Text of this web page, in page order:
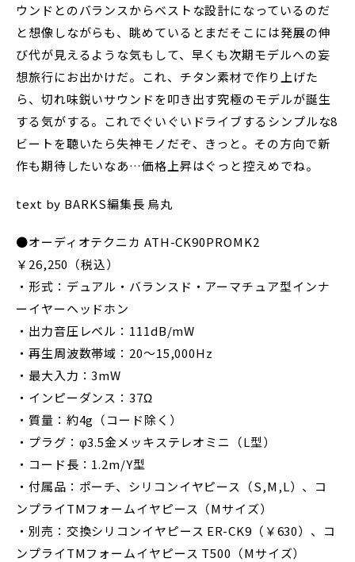
ウンドとのバランスからベストな設計になっているのだ
と想像しながらも、眺めているとまだそこには発展の伸
び代が見えるような気もして、早くも次期モデルへの妄
想旅行にお出かけだ。これ、チタン素材で作り上げた
ら、切れ味鋭いサウンドを叩き出す究極のモデルが誕生
する気がする。これでぐいぐいドライブするシンプルな8
ビートを聴いたら失神モノだぞ、きっと。その方向で新
作も期待したいなあ…価格上昇はぐっと控えめでね。
text by BARKS編集長 烏丸
●オーディオテクニカ ATH-CK90PROMK2
￥26,250（税込）
・形式：デュアル・バランスド・アーマチュア型インナ
ーイヤーヘッドホン
・出力音圧レベル：111dB/mW
・再生周波数帯域：20～15,000Hz
・最大入力：3mW
・インピーダンス：37Ω
・質量：約4g（コード除く）
・プラグ：φ3.5金メッキステレオミニ（L型）
・コード長：1.2m/Y型
・付属品：ポーチ、シリコンイヤピース（S,M,L）、コ
ンプライTMフォームイヤピース（Mサイズ）
・別売：交換シリコンイヤピース ER-CK9（￥630）、コ
ンプライTMフォームイヤピース T500（Mサイズ）